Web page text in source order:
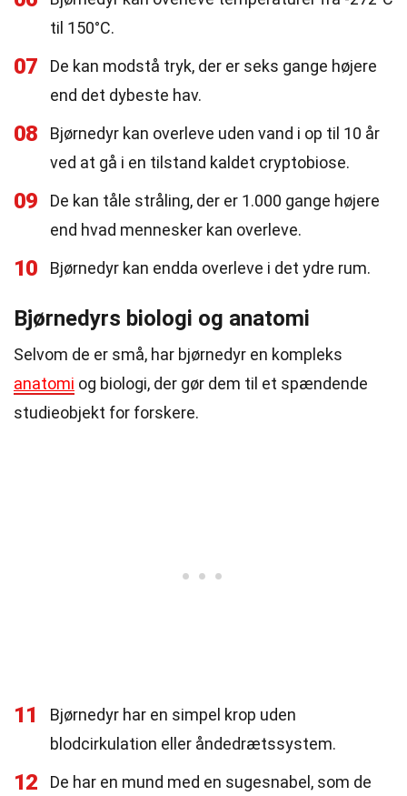
til 150°C.
07
De kan modstå tryk, der er seks gange højere
end det dybeste hav.
08
Bjørnedyr kan overleve uden vand i op til 10 år
ved at gå i en tilstand kaldet cryptobiose.
09
De kan tåle stråling, der er 1.000 gange højere
end hvad mennesker kan overleve.
10 Bjørnedyr kan endda overleve i det ydre rum.
Bjørnedyrs biologi og anatomi
Selvom de er små, har bjørnedyr en kompleks
anatomi og biologi, der gør dem til et spændende
studieobjekt for forskere.
11
Bjørnedyr har en simpel krop uden
blodcirkulation eller åndedrætssystem.
12
De har en mund med en sugesnabel, som de